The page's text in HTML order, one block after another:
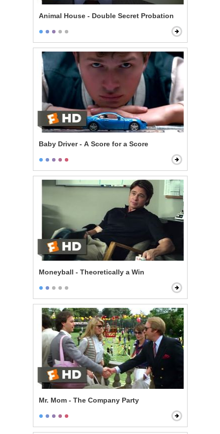
Animal House - Double Secret Probation
Baby Driver - A Score for a Score
Moneyball - Theoretically a Win
Mr. Mom - The Company Party